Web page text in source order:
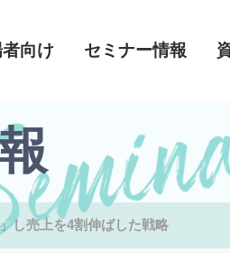
向け セミナー情報
し売上を4割伸ばした戦略